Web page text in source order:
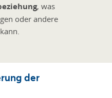
, was
oder andere
der